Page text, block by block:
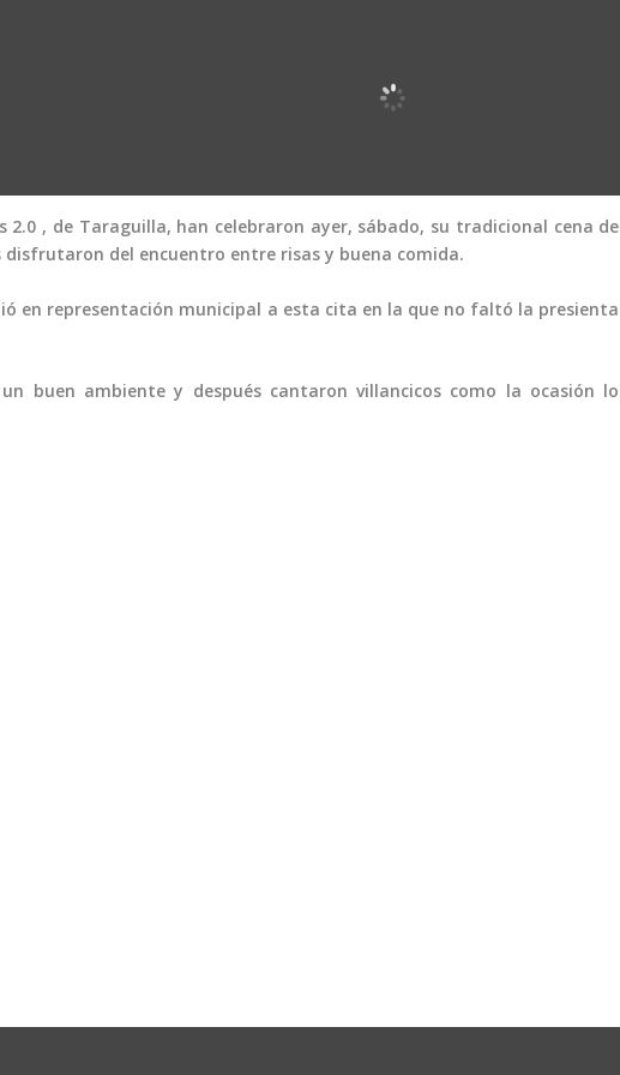
2.0 , de Taraguilla, han celebraron ayer, sábado, su tradicional cena de
del encuentro entre risas y buena comida.
en representación municipal a esta cita en la que no faltó la presienta
buen ambiente y después cantaron villancicos como la ocasión lo